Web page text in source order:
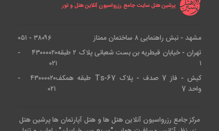
پرشین هتل سایت جامع رزرواسیون آنلاین هتل و تور
مشهد - نبش راهنمایی ۸ ساختمان ممتاز
۳۸۰۹۶ - ۰۵۱
تهران - خیابان قیطریه بن بست شعبانی پلاک ۲ طبقه
۱
۴۳۰۰۰۰۲۰ -
۰۲۱
کیش - فاز 7 صدف - پلاک Ts-67 طبقه همکف
واحد 7
۴۳۰۰۰۰۲۰ -
۰۲۱
مرکز جامع رزرواسیون آنلاین هتل ها و هتل آپارتمان ها پرشین هتل